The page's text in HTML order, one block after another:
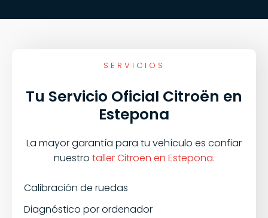
SERVICIOS
Tu Servicio Oficial Citroën en
Estepona
La mayor garantía para tu vehículo es confiar
nuestro taller Citroën en Estepona.
Calibración de ruedas
Diagnóstico por ordenador